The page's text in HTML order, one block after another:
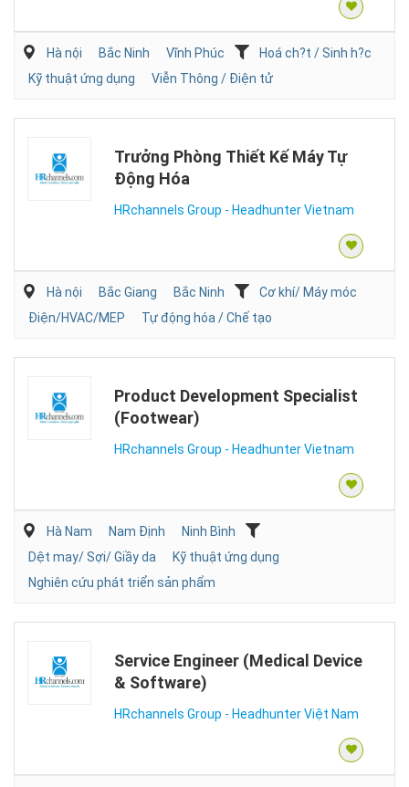
Hà nội Bắc Ninh Vĩnh Phúc
Hoá ch?t / Sinh h?c
Kỹ thuật ứng dụng
Viễn Thông / Điện tử
Trưởng Phòng Thiết Kế Máy Tự
Động Hóa
HRchannels Group - Headhunter Vietnam
Hà nội Bắc Giang Bắc Ninh
Cơ khí/ Máy móc
Điện/HVAC/MEP
Tự động hóa / Chế tạo
Product Development Specialist
(Footwear)
HRchannels Group - Headhunter Vietnam
Hà Nam Nam Định
Ninh Bình
Dệt may/ Sợi/ Giầy da
Kỹ thuật ứng dụng
Nghiên cứu phát triển sản phẩm
Service Engineer (Medical Device
& Software)
HRchannels Group - Headhunter Việt Nam